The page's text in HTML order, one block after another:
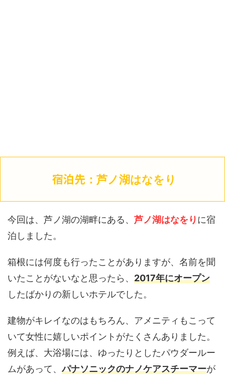
宿泊先 ：芦ノ湖はなをり
今回は、芦ノ湖の湖畔にある、 芦ノ湖はなをりに宿
泊しました。
箱根には何度も行ったことがありますが、名前を聞
いたことがないなと思ったら、 2017年にオープン
したばかりの新しいホテルでした。
建物がキレイなのはもちろん、アメニティもこって
いて女性に嬉しいポイントがたくさんありました。
例えば、大浴場には、ゆったりとしたパウダールー
ムがあって、パナソニックのナノケアスチーマーが